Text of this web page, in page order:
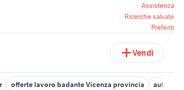
Assistenza
Ricerche salvate
Preferiti
Vendi
offerte lavoro badante Vicenza provincia auto